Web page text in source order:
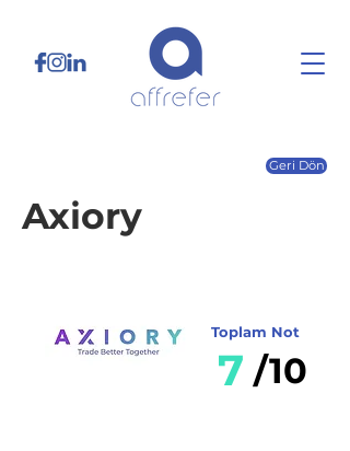
Geri Dön
Axiory
Toplam Not
7 /10